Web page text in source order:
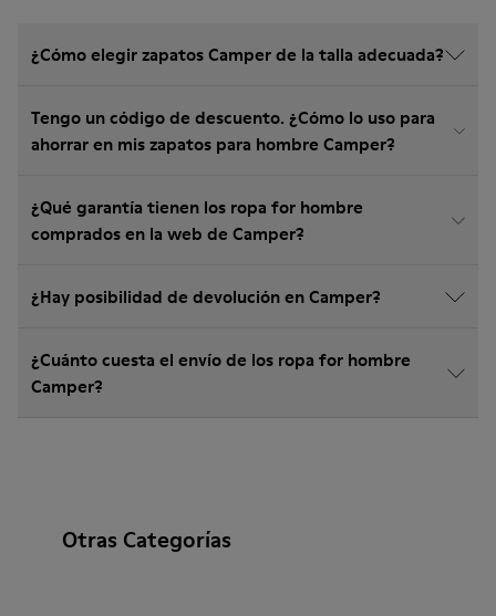
¿Cómo elegir zapatos Camper de la talla adecuada?
Tengo un código de descuento. ¿Cómo lo uso para
ahorrar en mis zapatos para hombre Camper?
¿Qué garantía tienen los ropa for hombre
comprados en la web de Camper?
¿Hay posibilidad de devolución en Camper?
¿Cuánto cuesta el envío de los ropa for hombre
Camper?
Otras Categorías